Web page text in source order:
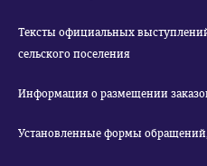
Тексты официальных
сельского поселения
Информация о размещении
Установленные формы